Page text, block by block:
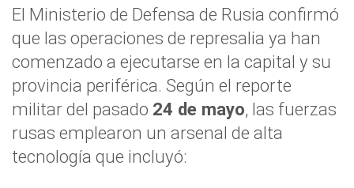
El Ministerio de Defensa de Rusia confirmó
que las operaciones de represalia ya han
comenzado a ejecutarse en la capital y su
provincia periférica. Según el reporte
militar del pasado 24 de mayo, las fuerzas
rusas emplearon un arsenal de alta
tecnología que incluyó: